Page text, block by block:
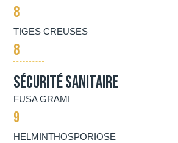
8
TIGES CREUSES
8
Sécurité Sanitaire
FUSA GRAMI
9
HELMINTHOSPORIOSE